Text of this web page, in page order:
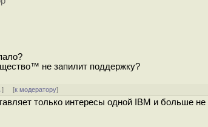
не запилит поддержку?
] [к модератору]
только интересы одной IBM и больше